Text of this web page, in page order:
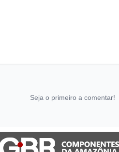
Seja o primeiro a comentar!